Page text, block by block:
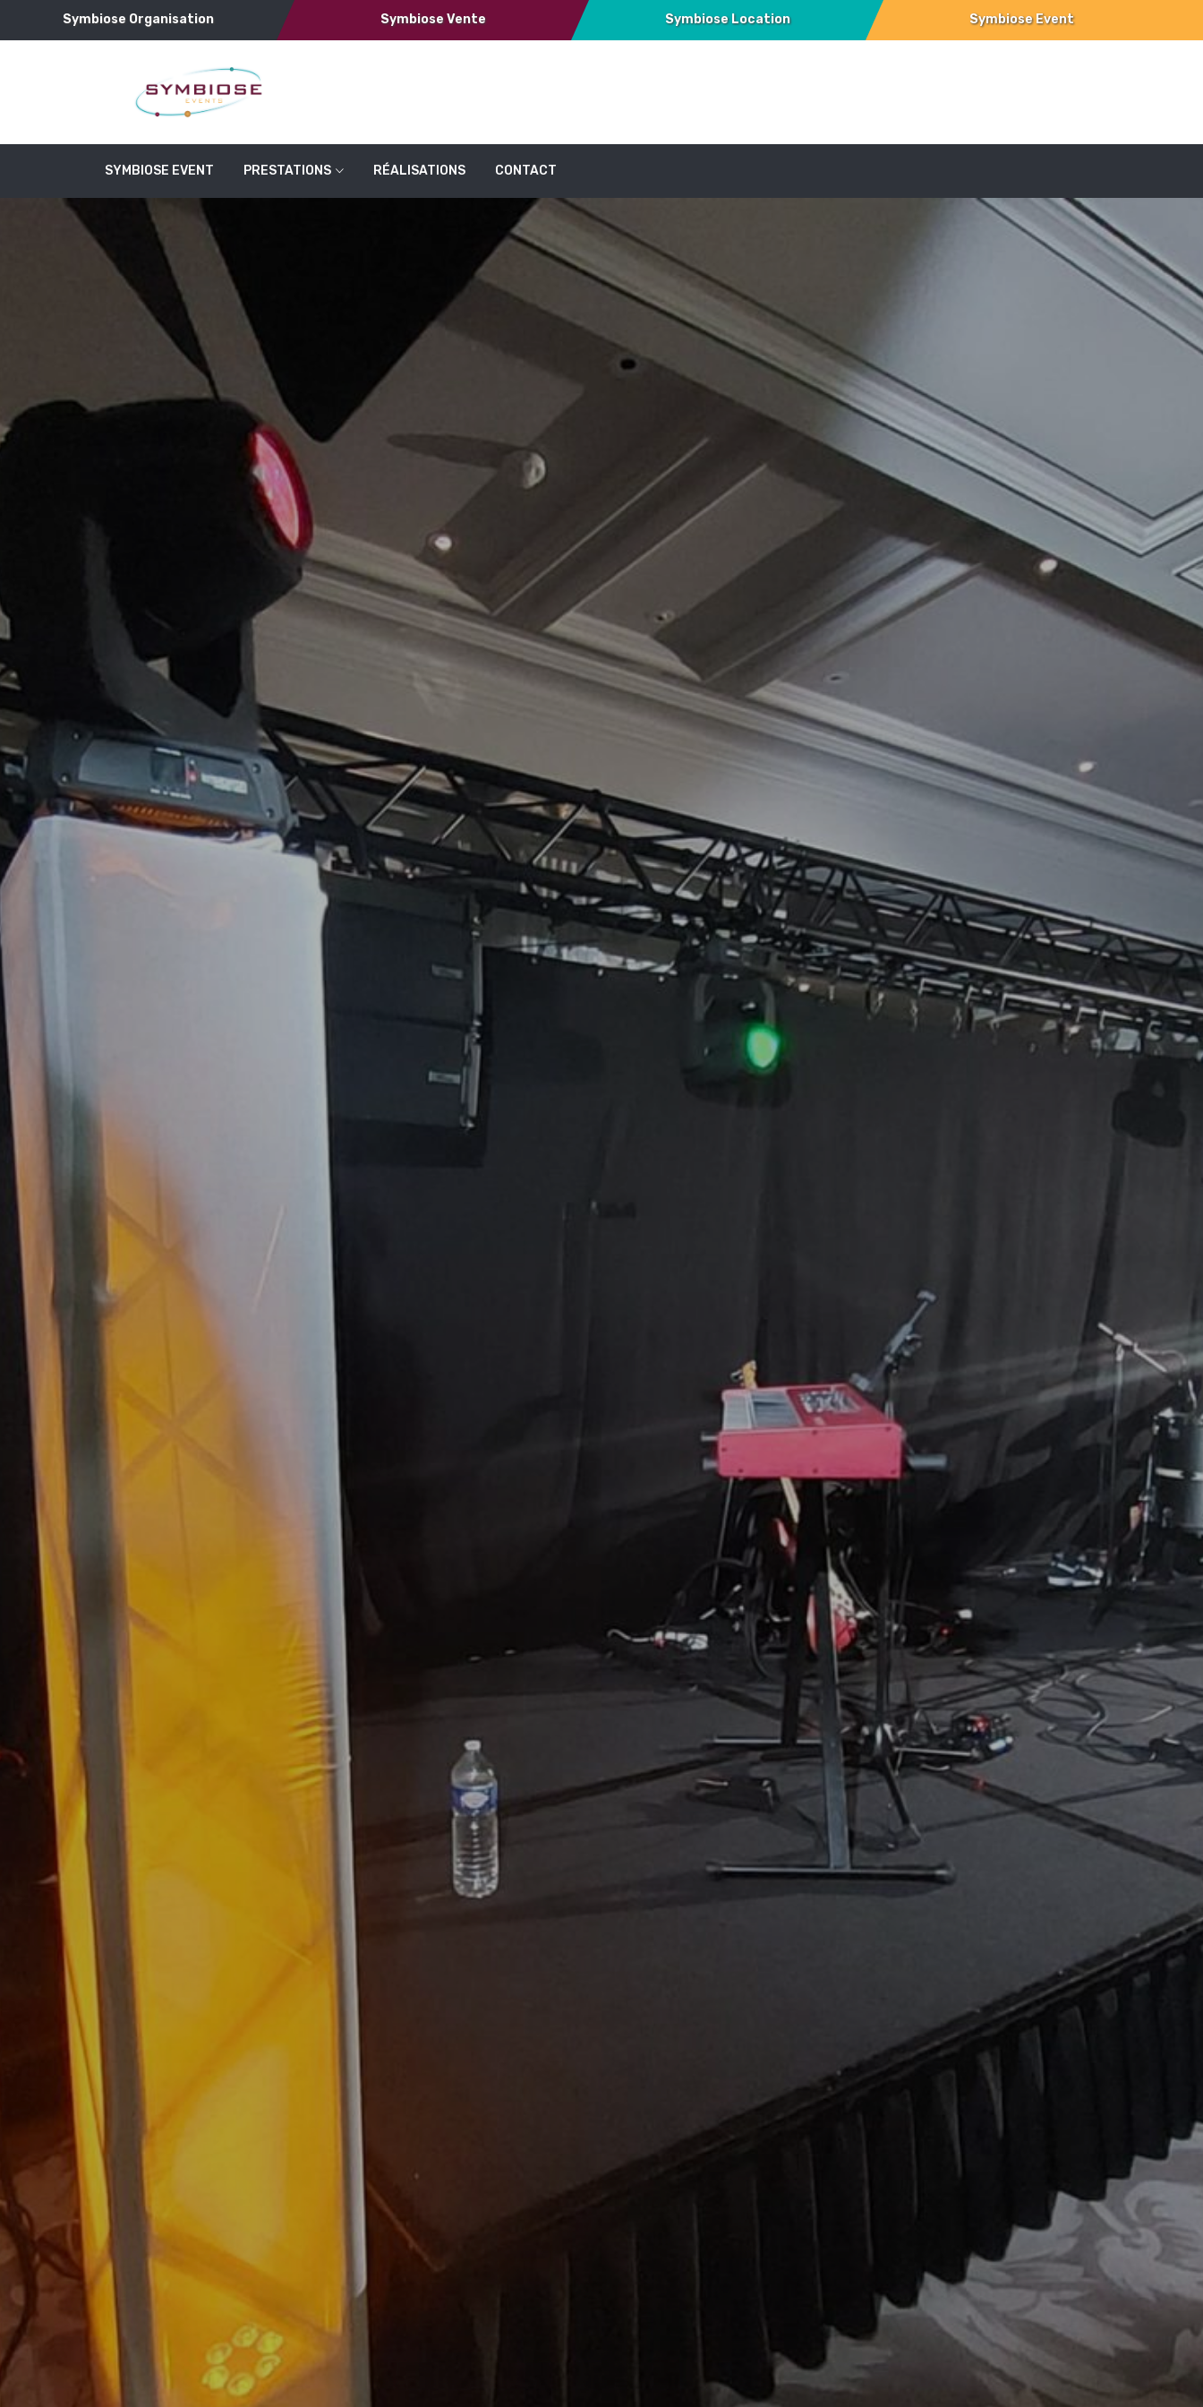
Symbiose Organisation Symbiose Vente Symbiose Location Symbiose Event
SYMBIOSE EVENT PRESTATIONS RÉALISATIONS CONTACT